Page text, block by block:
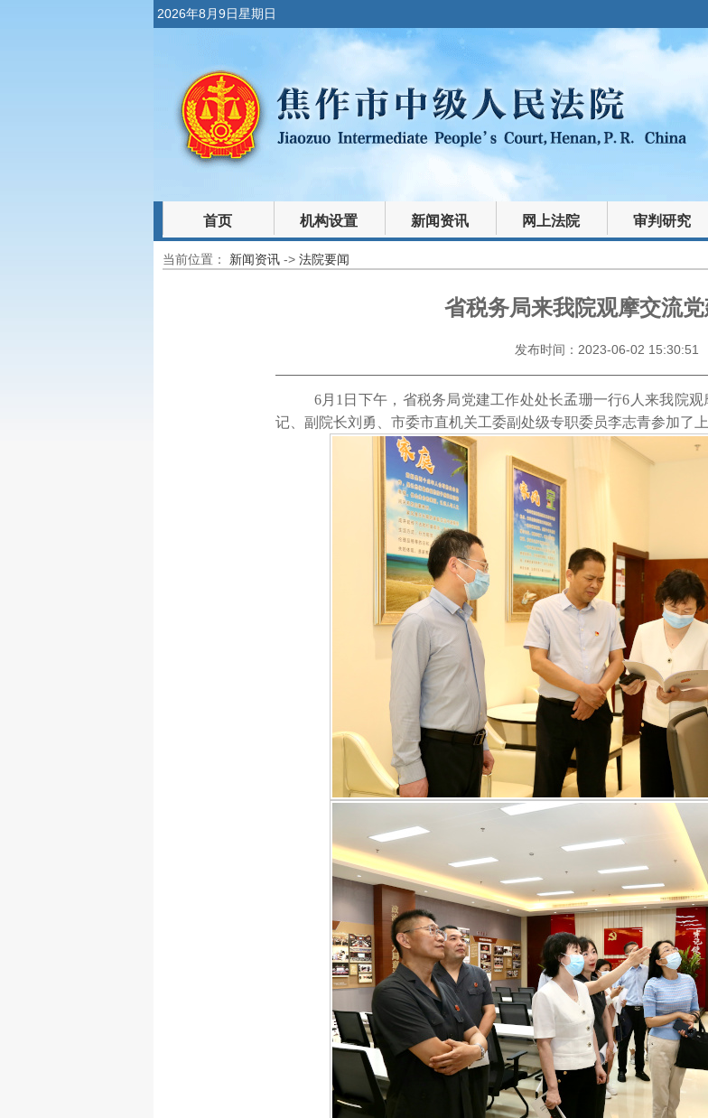
2026年8月9日星期日
首页 机构设置 新闻资讯 网上法院 审判研究
裁判文书 法律文库
当前位置： 新闻资讯 -> 法院要闻
省税务局来我院观摩交流
发布时间：2023-06-02 15:30:51
6月 1 日下午，省税务局党建工作处处长孟珊一行6 人来我院
记、副院长刘勇、市委市直机关工委副处级专职委员李志青参加了上